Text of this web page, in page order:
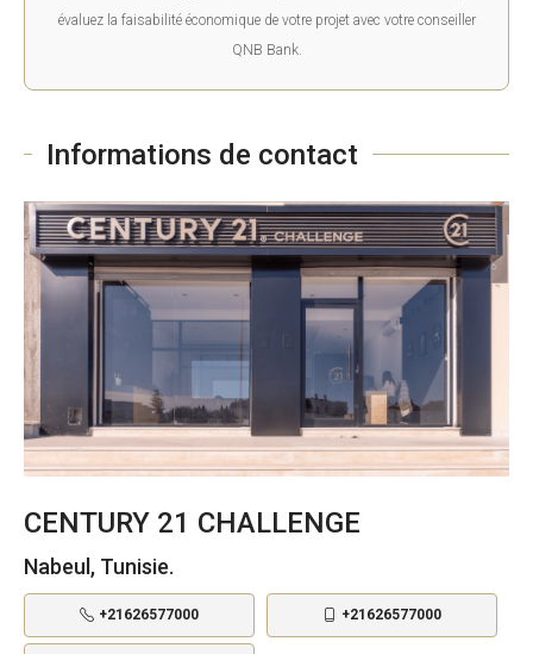
évaluez la faisabilité économique de votre projet avec votre conseiller
QNB Bank.
Informations de contact
CENTURY 21 CHALLENGE
Nabeul, Tunisie.
+21626577000 +21626577000